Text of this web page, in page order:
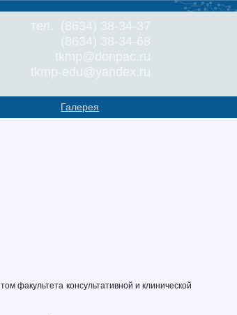
тел. (8634) 38-34-37
(8634) 38-34-68
tkmp@donpac.ru
tkmp-edu@yandex.ru
Галерея
факультета консультативной и клинической